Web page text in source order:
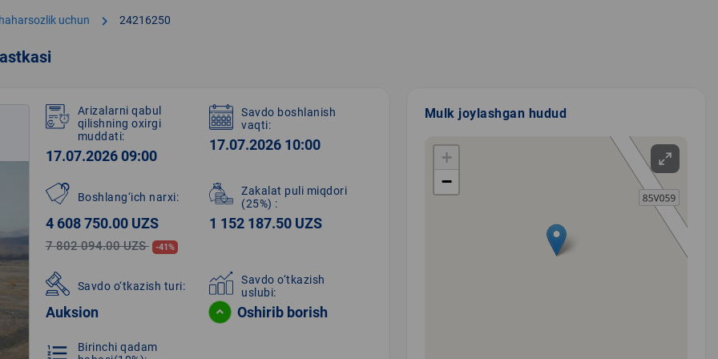
uchun chevron_right 24216250
Arizalarni qabul
qilishning oxirgi
muddati:
17.07.2026 09:00
Savdo boshlanish
vaqti:
17.07.2026 10:00
Boshlang‘ich narxi:
4 608 750.00 UZS
7 802 094.00 UZS -41%
Zakalat puli miqdori
(25%) :
1 152 187.50 UZS
Savdo o‘tkazish turi:
Auksion
Savdo o‘tkazish
uslubi:
Oshirib borish
format_list_numbered
Birinchi qadam
Mulk joylashgan hudud
+
−